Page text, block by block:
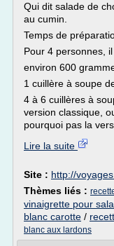
Qui dit salade de
au cumin.
Temps de
Pour 4 personnes,
environ 600
1 cuillère à soupe
4 à 6 cuillères à
version classique,
pourquoi pas la
Lire la suite
Site : http://
Thèmes liés :
vinaigrette pour
blanc carotte /
blanc aux lardons